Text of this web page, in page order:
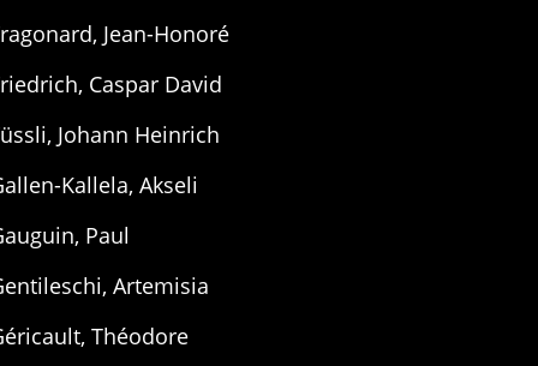
Jean-Honoré
Caspar David
Johann Heinrich
Kallela, Akseli
Paul
Artemisia
Théodore